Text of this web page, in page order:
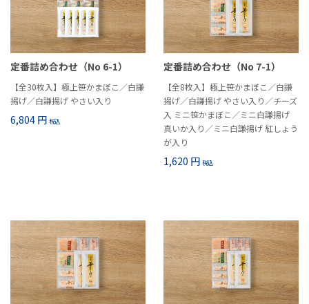
定番詰め合わせ（No 6-1）
【全30枚入】極上笹かまぼこ／白謙
揚げ／白謙揚げ やさい入り
6,804 円 税込
定番詰め合わせ（No 7-1）
【全8枚入】極上笹かまぼこ／白謙
揚げ／白謙揚げ やさい入り／チーズ
入 ミニ笹かまぼこ／ミニ白謙揚げ
真いか入り／ミニ白謙揚げ 紅しょう
が入り
1,620 円 税込